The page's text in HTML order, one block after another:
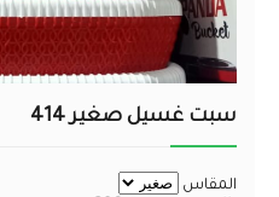
سبت غسيل صغير 414
المقاس